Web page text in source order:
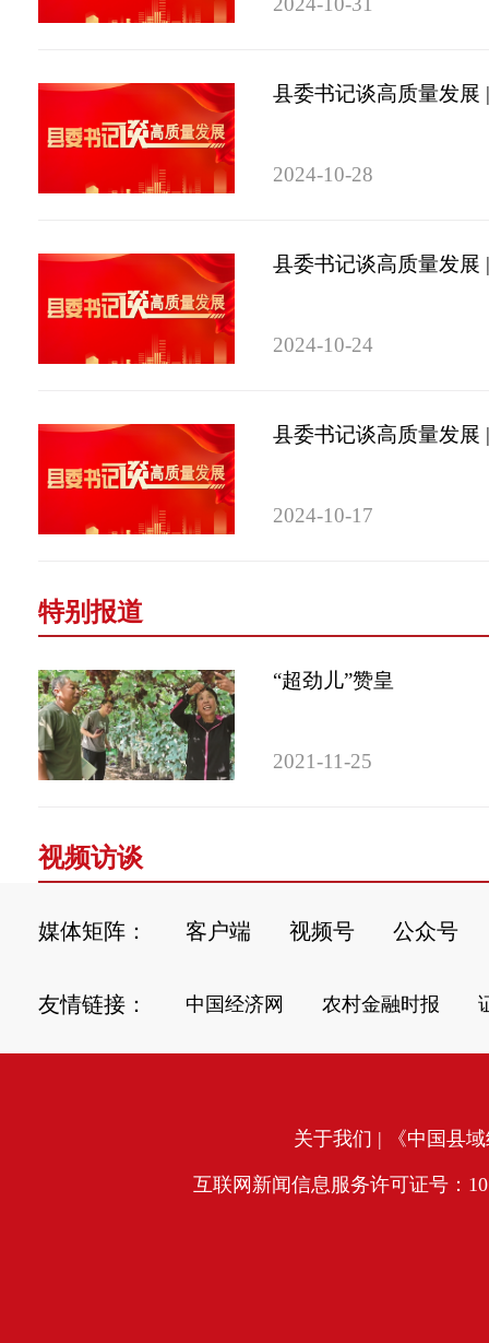
县委书记谈高质量发展
2024-10-28
县委书记谈高质量发展
2024-10-24
县委书记谈高质量发展
2024-10-17
特别报道
“超劲儿”赞皇
2021-11-25
视频访谈
媒体矩阵： 客户端 视频号 公众号
友情链接： 中国经济网 农村金融时报
关于我们 | 《中国县
互联网新闻信息服务许可证号：